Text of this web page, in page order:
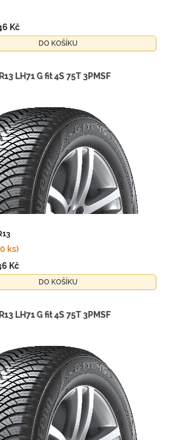
Kč
LH71 G fit 4S 75T 3PMSF
ks)
Kč
LH71 G fit 4S 75T 3PMSF